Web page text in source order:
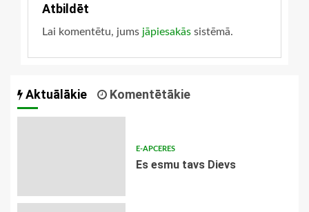
Atbildēt
Lai komentētu, jums jāpiesakās sistēmā.
Aktuālākie Komentētākie
E-APCERES
Es esmu tavs Dievs